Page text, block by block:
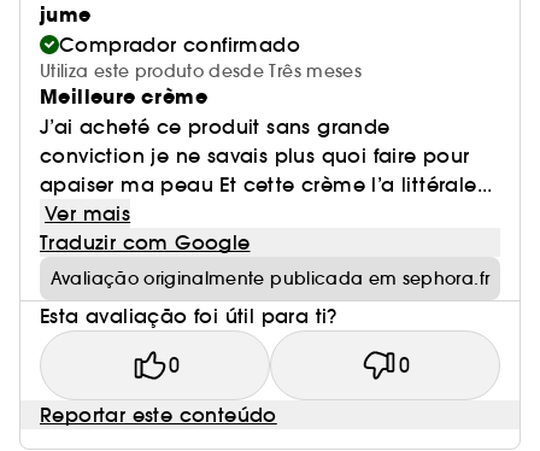
jume
Comprador confirmado
Utiliza este produto desde Três meses
Meilleure crème
J’ai acheté ce produit sans grande
conviction je ne savais plus quoi faire pour
apaiser ma peau Et cette crème l’a littérale...
Ver mais
Traduzir com Google
Avaliação originalmente publicada em sephora.fr
Esta avaliação foi útil para ti?
0 0
Reportar este conteúdo